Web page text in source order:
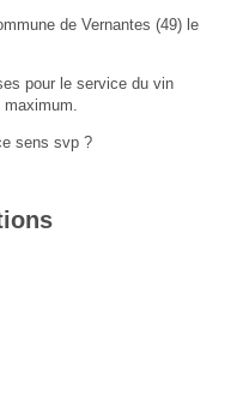
de Vernantes (49) le
pour le service du vin
maximum.
sens svp ?